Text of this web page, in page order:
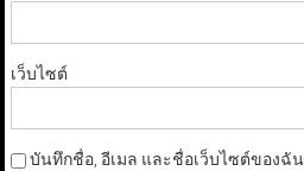
เว็บไซต์
บันทึกชื่อ, อีเมล และชื่อเว็บไซต์ของฉั